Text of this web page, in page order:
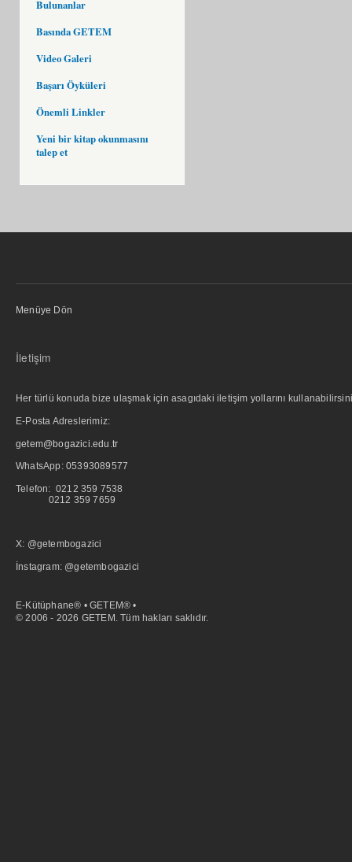
Bulunanlar
Basında GETEM
Video Galeri
Başarı Öyküleri
Önemli Linkler
Yeni bir kitap okunmasını
talep et
Menüye Dön
İletişim
Her türlü konuda bize ulaşmak için asagıdaki iletişim yollarını
E-Posta Adreslerimiz:
getem@bogazici.edu.tr
WhatsApp: 05393089577
Telefon: 0212 359 7538
0212 359 7659
X: @getembogazici
İnstagram: @getembogazici
E-Kütüphane® • GETEM® •
© 2006 - 2026 GETEM. Tüm hakları saklıdır.